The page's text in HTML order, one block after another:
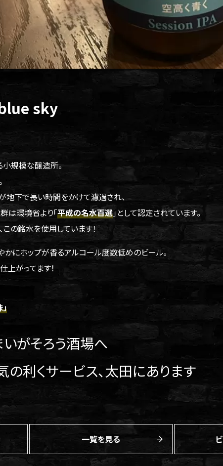
sky
規模な醸造所。
下で長い時間をかけて濾過され、
は環境省より｢平成の名水百選｣として認定されています｡
の銘水を使用しています！
かにホップが香るアルコール度数低めのビール｡
上がってます！
いがそろう酒場へ
の利くサービス、太田にあります
一覧を見る